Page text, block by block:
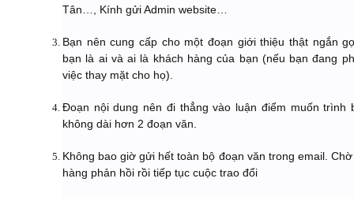
Tân…, Kính gửi Admin website…
Bạn nên cung cấp cho một đoạn giới thiệu thật ngắn
bạn là ai và ai là khách hàng của bạn (nếu bạn đang
việc thay mặt cho họ).
Đoạn nội dung nên đi thẳng vào luận điểm muốn trình
không dài hơn 2 đoạn văn.
Không bao giờ gửi hết toàn bộ đoạn văn trong email.
hàng phản hồi rồi tiếp tục cuộc trao đổi